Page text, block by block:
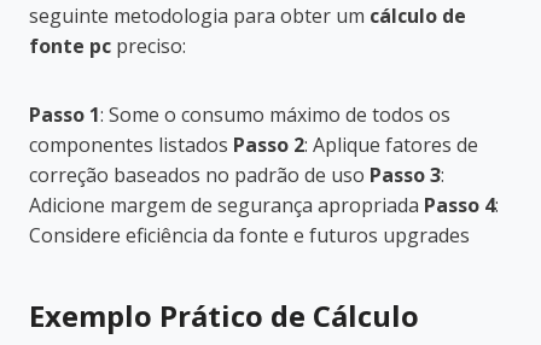
seguinte metodologia para obter um cálculo de
fonte pc preciso:
Passo 1: Some o consumo máximo de todos os
componentes listados Passo 2: Aplique fatores de
correção baseados no padrão de uso Passo 3:
Adicione margem de segurança apropriada Passo 4:
Considere eficiência da fonte e futuros upgrades
Exemplo Prático de Cálculo